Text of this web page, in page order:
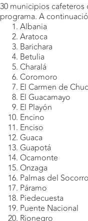
30 municipios cafeteros
programa. A
Albania
Aratoca
Barichara
Betulia
Charalá
Coromoro
El Carmen de
El Guacamayo
El Playón
Encino
Enciso
Guaca
Guapotá
Ocamonte
Onzaga
Palmas del Socorro
Páramo
Piedecuesta
Puente Nacional
Rionegro